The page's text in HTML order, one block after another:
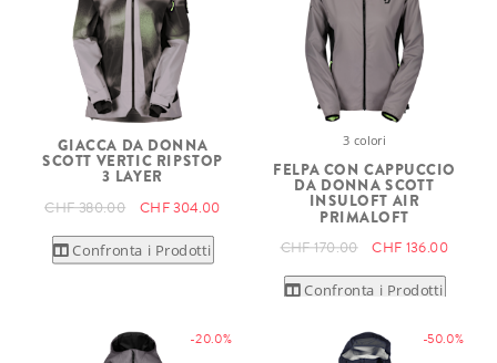
GIACCA DA DONNA
SCOTT VERTIC RIPSTOP
3 LAYER
CHF 380.00 CHF 304.00
Confronta i Prodotti
3 colori
FELPA CON CAPPUCCIO
DA DONNA SCOTT
INSULOFT AIR
PRIMALOFT
CHF 170.00 CHF 136.00
Confronta i Prodotti
-20.0% -50.0%